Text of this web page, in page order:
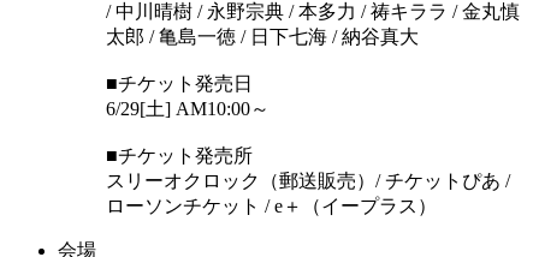
/ 中川晴樹 / 永野宗典 / 本多力 / 祷キララ / 金丸慎
太郎 / 亀島一徳 / 日下七海 / 納谷真大
■チケット発売日
6/29[土] AM10:00～
■チケット発売所
スリーオクロック（郵送販売）/ チケットぴあ /
ローソンチケット / e＋（イープラス）
会場